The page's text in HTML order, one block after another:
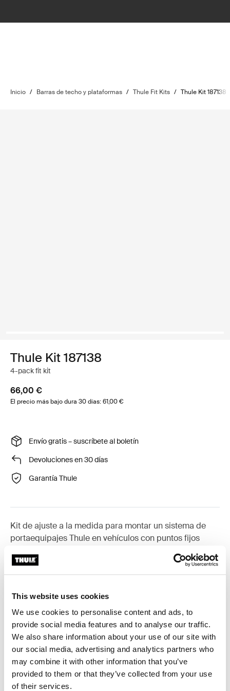
This website uses cookies
We use cookies to personalise content and ads, to
provide social media features and to analyse our traffic.
We also share information about your use of our site with
our social media, advertising and analytics partners who
may combine it with other information that you’ve
provided to them or that they’ve collected from your use
of their services.
Inicio / Barras de techo y plataformas / Thule Fit Kits / Thule Kit 187138
Thule Kit 187138
4-pack fit kit
66,00 €
El precio más bajo dura 30 días: 61,00 €
Envío gratis – suscríbete al boletín
Devoluciones en 30 días
Garantía Thule
Kit de ajuste a la medida para montar un sistema de
portaequipajes Thule en vehículos con puntos fijos
portaequipajes de instalación personalizada.
Toggle features
Todas las características
Toggle techspec
Especificaciones técnicas
Toggle guides and instructions
Instrucciones